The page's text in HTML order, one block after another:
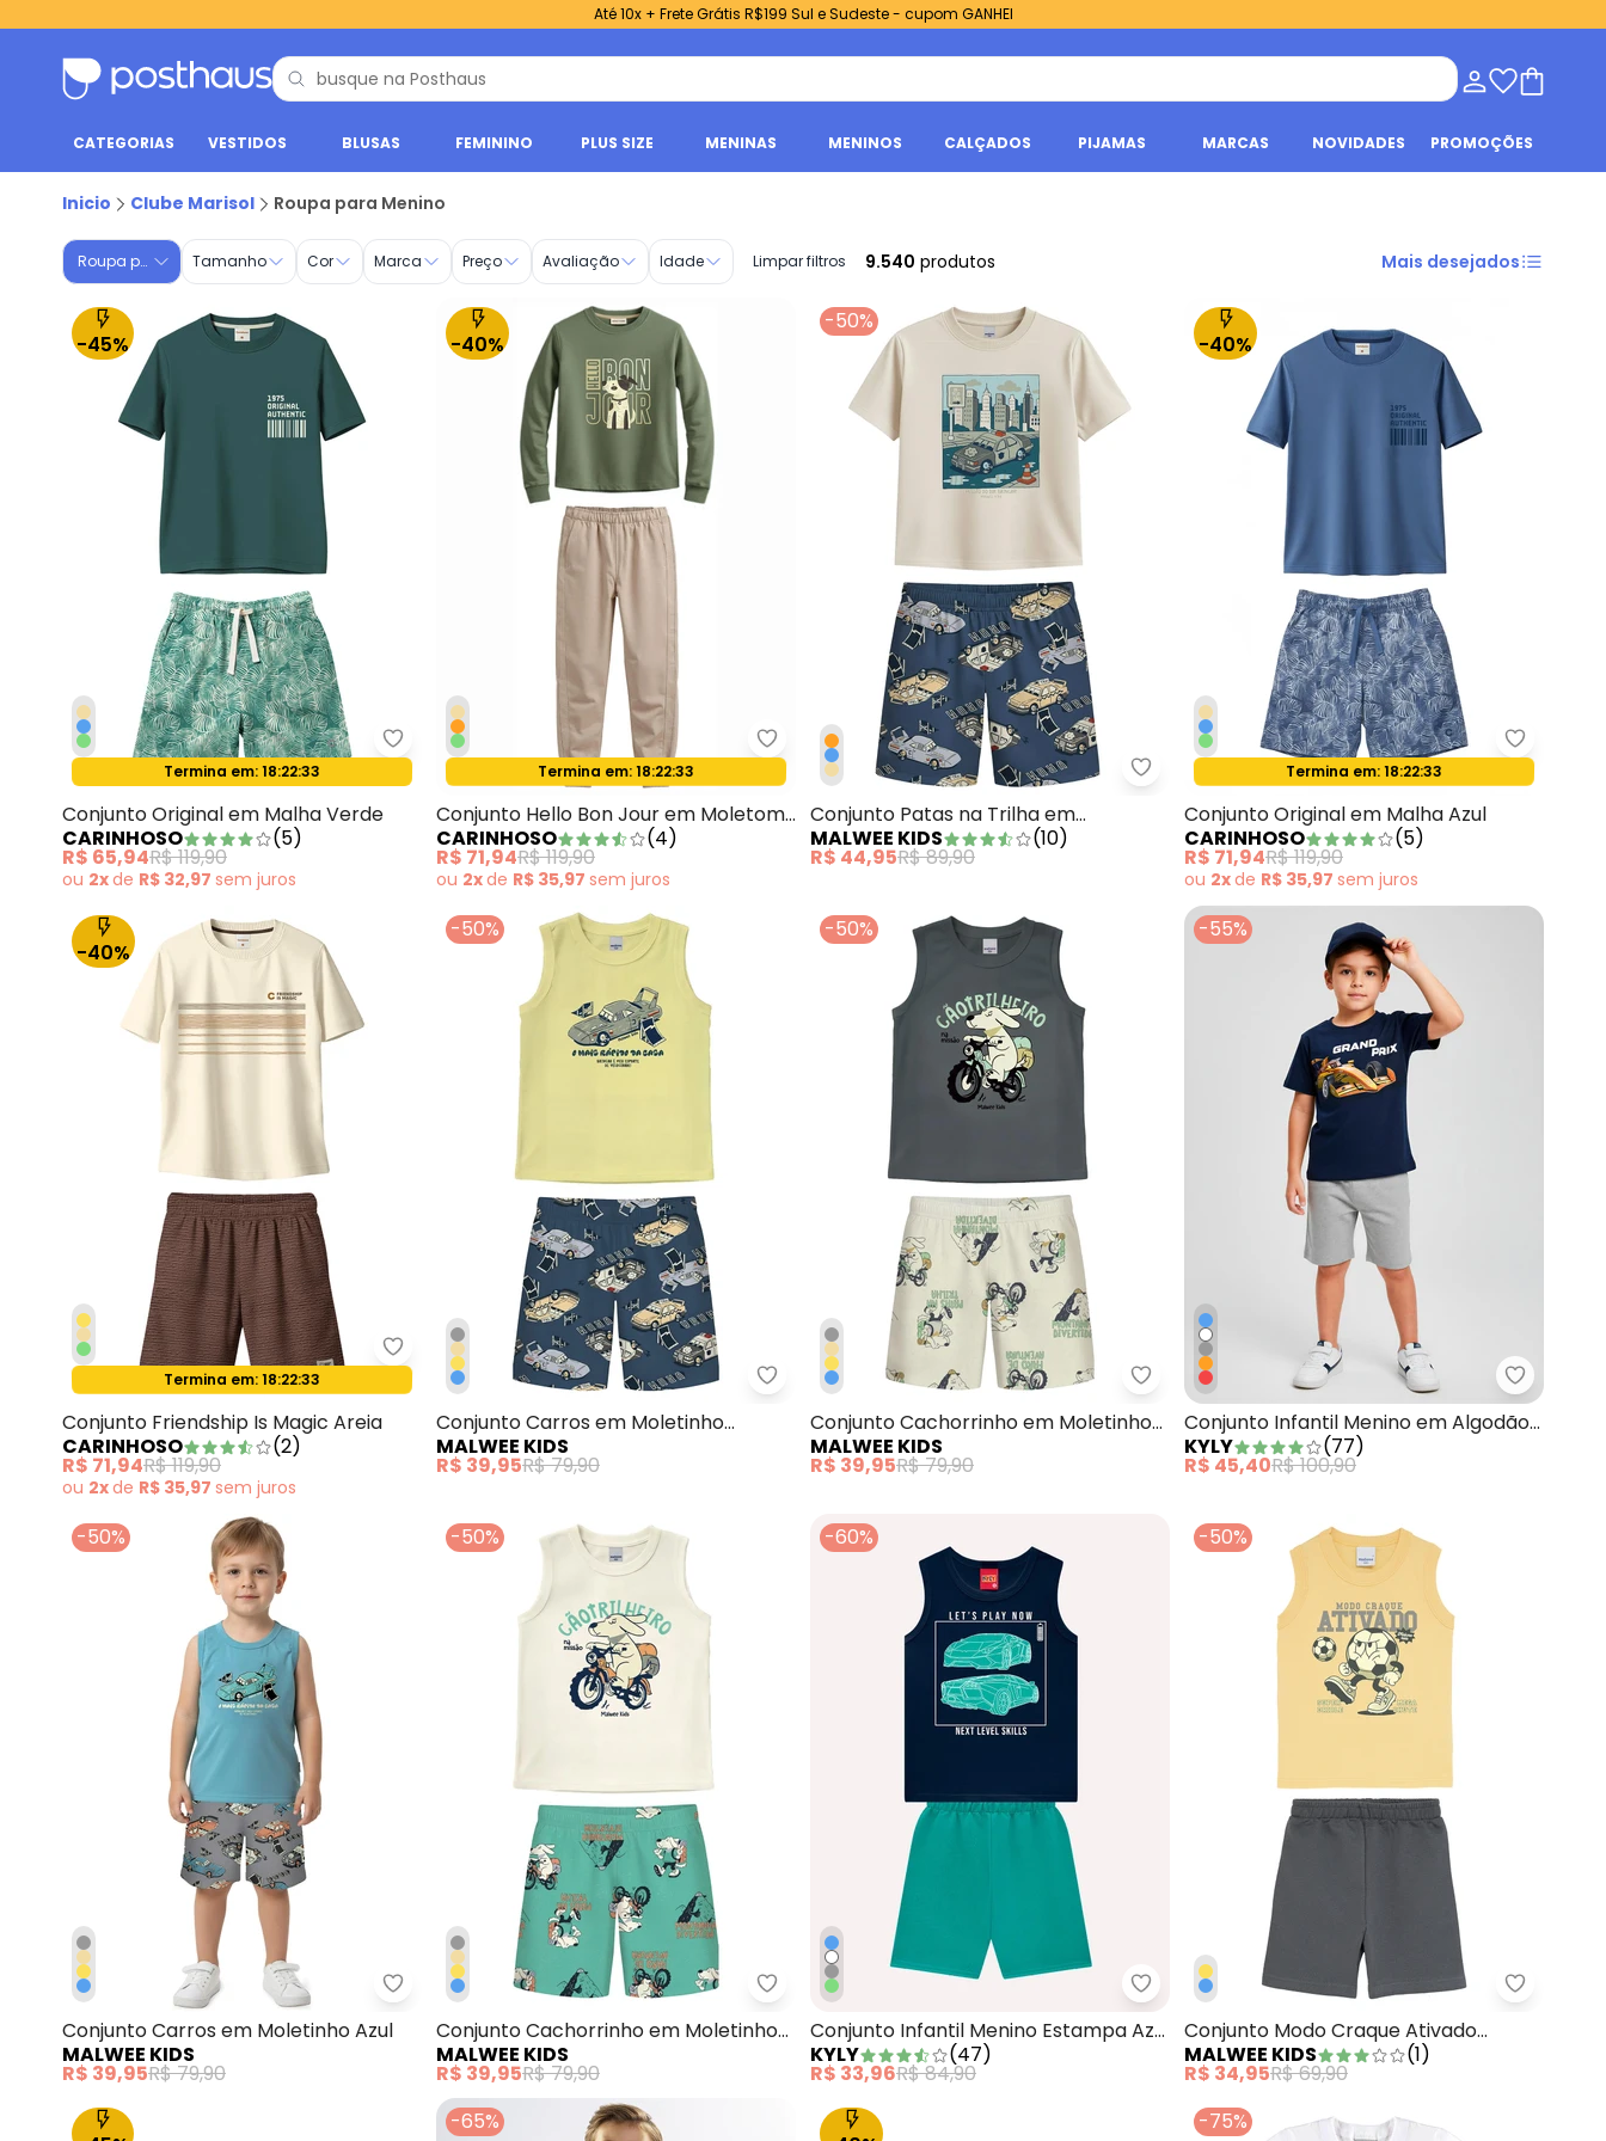
Até 10x + Frete Grátis R$199 Sul e Sudeste - cupom GANHEI
CATEGORIAS VESTIDOS BLUSAS FEMININO PLUS SIZE MENINAS MENINOS CALÇADOS PIJAMAS MARCAS NOVIDADES PROMOÇÕES
Inicio Clube Marisol Roupa para Menino
Roupa para MeninoTamanho Cor Marca Preço Avaliação Idade Limpar filtros 9.540 produtos Mais desejados
-45%
Carinhoso - Conjunto Original em Malha Verde
Oferta relâmpago
Termina em:18:22:31
Conjunto Original em Malha Verde
CARINHOSO
(5)
R$ 65,94R$ 119,90
ou 2xde R$ 32,97 sem juros
-40%
Carinhoso - Conjunto Hello Bon Jour em Moletom Verde Militar
Oferta relâmpago
Termina em:18:22:31
Conjunto Hello Bon Jour em Moletom
Verde Militar
CARINHOSO (4)
R$ 71,94R$ 119,90
ou 2xde R$ 35,97 sem juros
-50%
Malwee Kids - Conjunto Patas na Trilha em
Conjunto Patas na Trilha em
Moletinho Off White
MALWEE KIDS (10)
R$ 44,95R$ 89,90
-40%
Oferta relâmpago
Termina em:18:22:31
Conjunto Original em Malha Azul
CARINHOSO
(5)
R$ 71,94R$ 119,90
ou 2xde R$ 35,97 sem juros
-40%
Carinhoso - Conjunto Friendship Is Magic Areia
Oferta relâmpago
Termina em:18:22:31
Conjunto Friendship Is Magic Areia
CARINHOSO
(2)
R$ 71,94R$ 119,90
ou 2xde R$ 35,97 sem juros
-50%
Malwee Kids - Conjunto Carros em Moletinho Amarelo
Conjunto Carros em Moletinho
Amarelo
MALWEE KIDS
R$ 39,95R$ 79,90
-50%
Malwee Kids - Conjunto Cachorrinho em
Conjunto Cachorrinho em Moletinho
Cinza Grafite
MALWEE KIDS
R$ 39,95R$ 79,90
-55%
Kyly -
Conjunto Infantil Menino em Algodão
Azul Marinho
KYLY (77)
R$ 45,40R$ 100,90
-50%
Malwee Kids - Conjunto Carros em Moletinho Azul
Conjunto Carros em Moletinho Azul
MALWEE KIDS
R$ 39,95R$ 79,90
-50%
Malwee Kids - Conjunto Cachorrinho em Moletinho Off White
Conjunto Cachorrinho em Moletinho
Off White
MALWEE KIDS
R$ 39,95R$ 79,90
-60%
Kyly - Conjunto Infantil Menino Estampa Azul
Conjunto Infantil Menino Estampa Azul
Marinho
KYLY (47)
R$ 33,96R$ 84,90
-50%
Malwee
Conjunto Modo Craque Ativado
Amarelo
MALWEE KIDS (1)
R$ 34,95R$ 69,90
-65% -75%